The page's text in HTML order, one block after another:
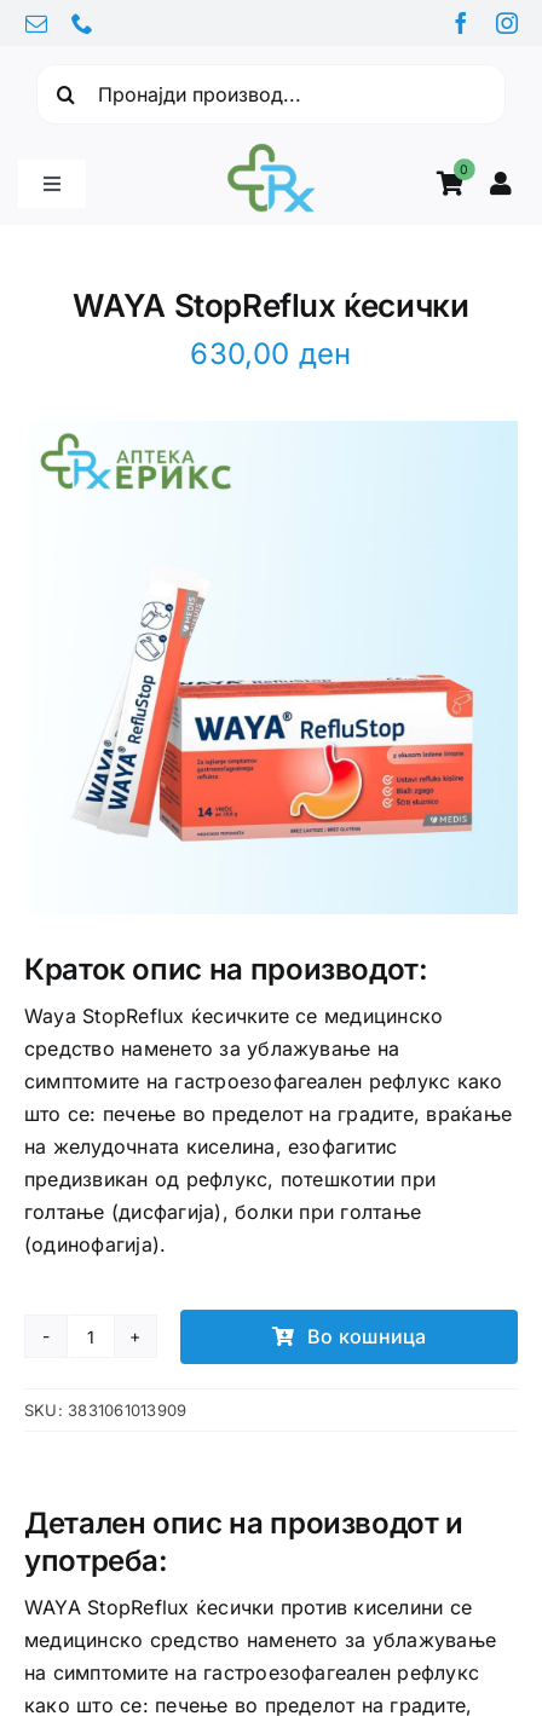
Skip
content
0
Toggle
Интимно здравје
Лична хигиена
Медицински апрати
Нега на кожа
WAYA StopReflux ќесички
630,00 ден
Краток опис на производот:
Waya StopReflux ќесичките се медицинско
средство наменето за ублажување на
симптомите на гастроезофагеален рефлукс како
што се: печење во пределот на градите, враќање
на желудочната киселина, езофагитис
предизвикан од рефлукс, потешкотии при
голтање (дисфагија), болки при голтање
(одинофагија).
WAYA
ќесички
Во кошница
SKU: 3831061013909
Детален опис на производот и
употреба:
WAYA StopReflux ќесички против киселини се
медицинско средство наменето за ублажување
на симптомите на гастроезофагеален рефлукс
како што се: печење во пределот на градите,